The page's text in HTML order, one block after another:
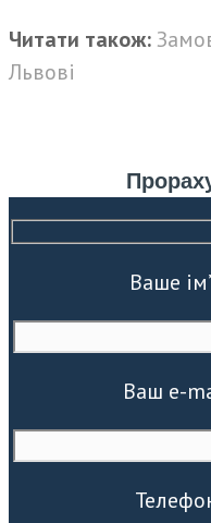
Читати також:
Львові
Ваше
Ваш e-